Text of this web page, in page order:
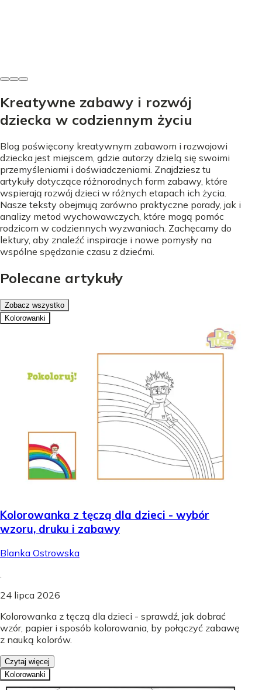
Kreatywne zabawy i rozwój
dziecka w codziennym życiu
Blog poświęcony kreatywnym zabawom i rozwojowi
dziecka jest miejscem, gdzie autorzy dzielą się swoimi
przemyśleniami i doświadczeniami. Znajdziesz tu
artykuły dotyczące różnorodnych form zabawy, które
wspierają rozwój dzieci w różnych etapach ich życia.
Nasze teksty obejmują zarówno praktyczne porady, jak i
analizy metod wychowawczych, które mogą pomóc
rodzicom w codziennych wyzwaniach. Zachęcamy do
lektury, aby znaleźć inspiracje i nowe pomysły na
wspólne spędzanie czasu z dziećmi.
Polecane artykuły
Zobacz wszystko
Kolorowanki
Kolorowanka z tęczą dla dzieci - wybór
wzoru, druku i zabawy
Blanka Ostrowska
24 lipca 2026
Kolorowanka z tęczą dla dzieci - sprawdź, jak dobrać
wzór, papier i sposób kolorowania, by połączyć zabawę
z nauką kolorów.
Czytaj więcej
Kolorowanki